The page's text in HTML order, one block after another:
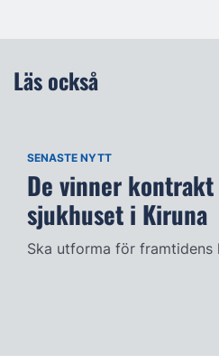
Läs också
SENASTE NYTT
De vinner
sjukhuset i Kiruna
Ska utforma för framtidens